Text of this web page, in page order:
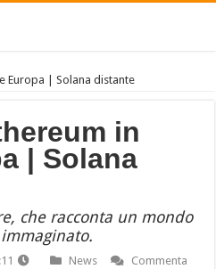
Europa | Solana distante
in
| Solana
che racconta un mondo
News Commenta